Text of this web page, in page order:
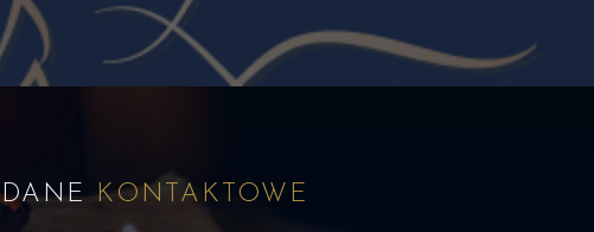
DANEKONTAKTOWE